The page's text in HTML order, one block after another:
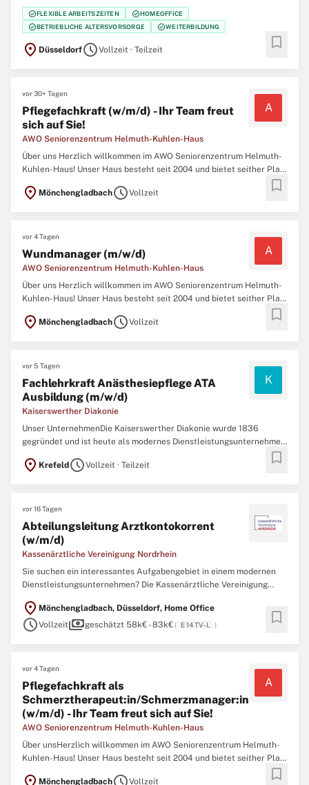
NRW) sucht zum nächstmöglichen Zeitpunkt eine/n Expertin /
Experten (w/m/d) für das kaufmännische und strategische
Objektmanagement Der Bau- und Liegenschaftsbetrieb NRW ist
Eigentümer ...
check_circleFLEXIBLE ARBEITSZEITEN check_circleHOMEOFFICE
check_circleBETRIEBLICHE ALTERSVORSORGE check_circleWEITERBILDUNG
location_on DüsseldorfscheduleVollzeit · Teilzeit bookmark
vor 30+ Tagen
Pflegefachkraft (w/m/d) - Ihr Team freut
sich auf Sie!
AWO Seniorenzentrum Helmuth-Kuhlen-Haus
A
Über uns Herzlich willkommen im AWO Seniorenzentrum Helmuth-
Kuhlen-Haus! Unser Haus besteht seit 2004 und bietet seither Platz
Richtlinien als Bewerber für diese Stelle entsprechen. Bitte lesen
location_on MönchengladbachscheduleVollzeit bookmark
vor 4 Tagen
Wundmanager (m/w/d)
AWO Seniorenzentrum Helmuth-Kuhlen-Haus
A
Über uns Herzlich willkommen im AWO Seniorenzentrum Helmuth-
Kuhlen-Haus! Unser Haus besteht seit 2004 und bietet seither Platz
Pflegefachkraft (Altenpfleger:in, Gesundheits- und
location_on MönchengladbachscheduleVollzeit bookmark
vor 5 Tagen
Fachlehrkraft Anästhesiepflege ATA
Ausbildung (m/w/d)
Kaiserswerther Diakonie
K
Unser UnternehmenDie Kaiserswerther Diakonie wurde 1836
gegründet und ist heute als modernes Dienstleistungsunternehmen
Altenhilfe, Soziale Dienste sowie Bildung tätig.Wir bieten als
location_on Krefeld scheduleVollzeit · Teilzeit bookmark
vor 16 Tagen
Abteilungsleitung Arztkontokorrent
(w/m/d)
Kassenärztliche Vereinigung Nordrhein
Sie suchen ein interessantes Aufgabengebiet in einem modernen
Dienstleistungsunternehmen? Die Kassenärztliche Vereinigung
medizinische und psychotherapeutische Versorgung von 9,5
Millionen Menschen in Nordrhein sicher. Für unsere Abteilung
location_on Mönchengladbach, Düsseldorf, Home Office
scheduleVollzeitpaymentsgeschätzt 58k€ - 83k€( E 14 TV-L ) bookmark
vor 4 Tagen
Pflegefachkraft als
Schmerztherapeut:in/Schmerzmanager:in
(w/m/d) - Ihr Team freut sich auf Sie!
AWO Seniorenzentrum Helmuth-Kuhlen-Haus
A
Über unsHerzlich willkommen im AWO Seniorenzentrum Helmuth-
Kuhlen-Haus! Unser Haus besteht seit 2004 und bietet seither Platz
für 80 Bewohner/innen. Unsere stationäre Einrichtung teilt sich in
Mönchengladbach Vollzeit bookmark